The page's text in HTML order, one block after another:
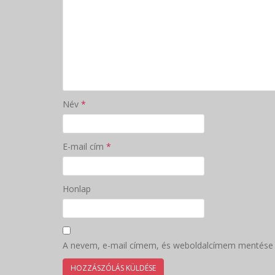
Név *
E-mail cím *
Honlap
A nevem, e-mail címem, és weboldalcímem